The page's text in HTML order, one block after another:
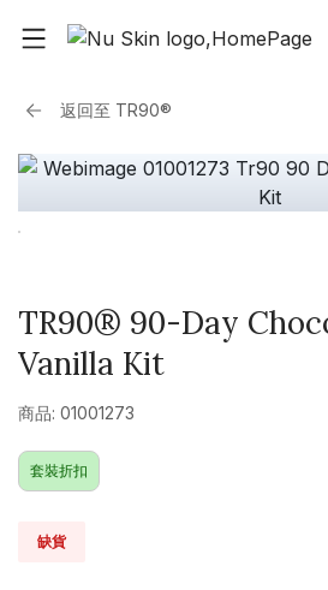
返回至 TR90®
TR90® 90-Day
Vanilla Kit
商品: 01001273
套裝折扣
缺貨